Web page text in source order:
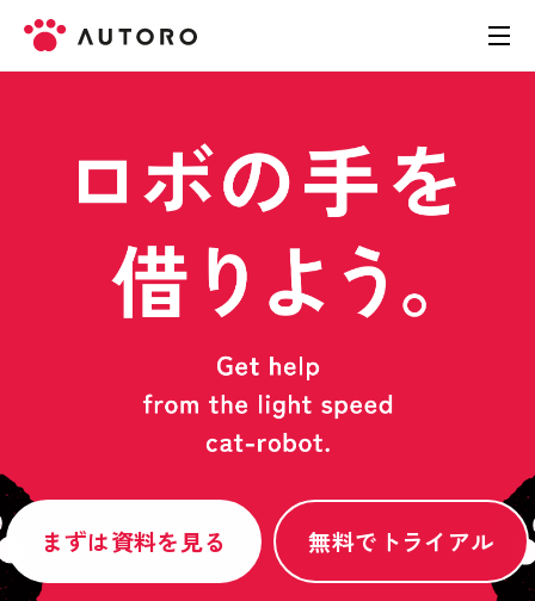
料金
導入事例
お役立ち資料
お問い合わせ
まずは資料を見る 無料でトライアル